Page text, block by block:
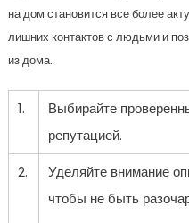
на дом становится все более
лишних контактов с людьми и
из дома.
1.
Выбирайте
репутацией.
2.
Уделяйте внимание
чтобы не быть